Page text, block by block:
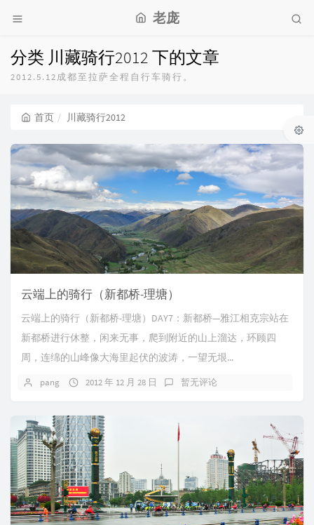
老庞
分类 川藏骑行2012 下的文章
2012.5.12成都至拉萨全程自行车骑行。
首页 川藏骑行2012
云端上的骑行（新都桥-理塘）
云端上的骑行（新都桥-理塘）DAY7：新都桥—雅江相克宗站在
新都桥进行休整，闲来无事，爬到附近的山上溜达，环顾四
周，连绵的山峰像大海里起伏的波涛，一望无垠...
pang 2012 年 12 月 28 日 暂无评论